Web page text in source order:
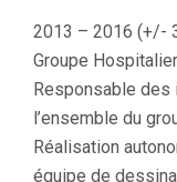
2013 – 2016 (+/-
Groupe
Responsable des
l’ensemble du
Réalisation
équipe de